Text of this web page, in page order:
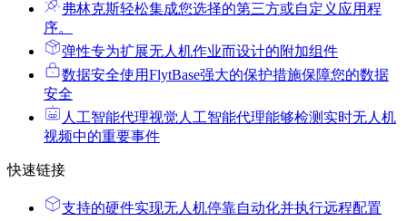
弗林克斯轻松集成您选择的第三方或自定义应用程
序。
弹性专为扩展无人机作业而设计的附加组件
数据安全使用FlytBase强大的保护措施保障您的数据
安全
人工智能代理视觉人工智能代理能够检测实时无人机
视频中的重要事件
快速链接
支持的硬件实现无人机停靠自动化并执行远程配置